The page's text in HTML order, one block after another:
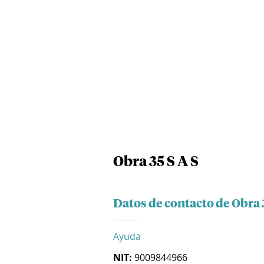
Obra 35 S A S
Datos de contacto de Obra
Ayuda
NIT: 9009844966